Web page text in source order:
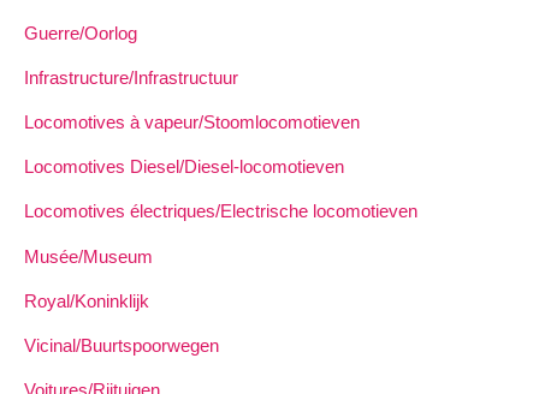
Guerre/Oorlog
Infrastructure/Infrastructuur
Locomotives à vapeur/Stoomlocomotieven
Locomotives Diesel/Diesel-locomotieven
Locomotives électriques/Electrische locomotieven
Musée/Museum
Royal/Koninklijk
Vicinal/Buurtspoorwegen